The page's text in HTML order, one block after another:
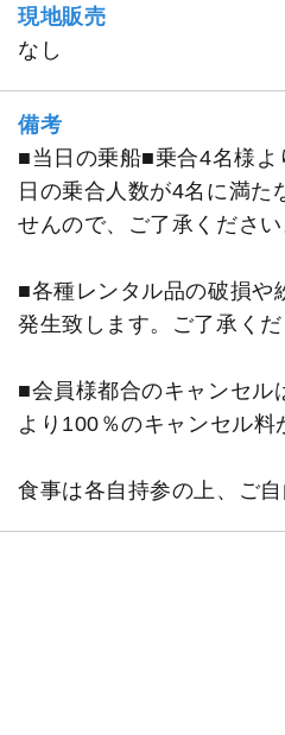
現地販売
なし
備考
■当日の乗船■乗合4名様よ
日の乗合人数が4名に満た
せんので、ご了承ください
■各種レンタル品の破損や
発生致します。ご了承くだ
■会員様都合のキャンセル
より100％のキャンセル料
食事は各自持参の上、ご自